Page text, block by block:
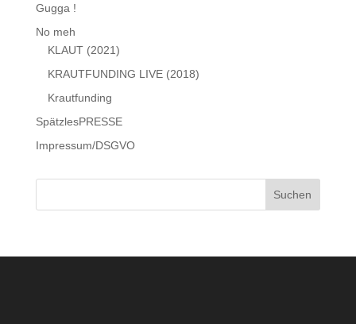
Gugga !
No meh
KLAUT (2021)
KRAUTFUNDING LIVE (2018)
Krautfunding
SpätzlesPRESSE
Impressum/DSGVO